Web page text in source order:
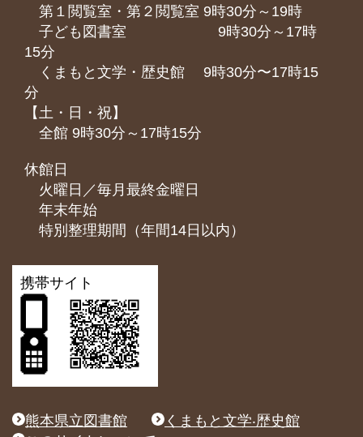
第１閲覧室・第２閲覧室 9時30分～19時
子ども図書室 9時30分～17時
15分
くまもと⽂学・歴史館 9時30分〜17時15
分
【土・日・祝】
全館 9時30分～17時15分
休館日
火曜日／毎月最終金曜日
年末年始
特別整理期間（年間14日以内）
携帯サイト
熊本県立図書館
くまもと文学‧歴史館